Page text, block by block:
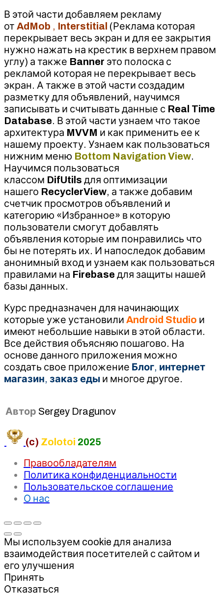
В этой части добавляем рекламу
от AdMob , Interstitial (Реклама которая
перекрывает весь экран и для ее закрытия
нужно нажать на крестик в верхнем правом
углу) а также Banner это полоска с
рекламой которая не перекрывает весь
экран. А также в этой части создадим
разметку для объявлений, научимся
записывать и считывать данные с Real Time
Database. В этой части узнаем что такое
архитектура MVVM и как применить ее к
нашему проекту. Узнаем как пользоваться
нижним меню Bottom Navigation View.
Научимся пользоваться
классом DifUtils для оптимизации
нашего RecyclerView, а также добавим
счетчик просмотров объявлений и
категорию «Избранное» в которую
пользователи смогут добавлять
объявления которые им понравились что
бы не потерять их. И напоследок добавим
анонимный вход и узнаем как пользоваться
правилами на Firebase для защиты нашей
базы данных.
Курс предназначен для начинающих
которые уже установили Android Studio и
имеют небольшие навыки в этой области.
Все действия объясняю пошагово. На
основе данного приложения можно
создать свое приложение Блог, интернет
магазин, заказ еды и многое другое.
Автор Sergey Dragunov
(c) Zolotoi 2025
Правообладателям
Политика конфиденциальности
Пользовательское соглашение
О нас
Мы используем cookie для анализа
взаимодействия посетителей с сайтом и
его улучшения
Принять
Отказаться